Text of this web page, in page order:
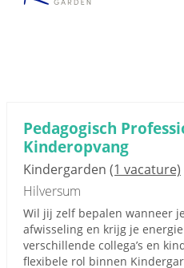
Pedagogisch
Kinderopvang
Kindergarden (1 vacature)
Hilversum
Wil jij zelf bepalen wanneer
afwisseling en krijg je
verschillende collega’s en
flexibele rol binnen